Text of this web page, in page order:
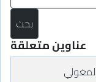
عناوين متعلقة